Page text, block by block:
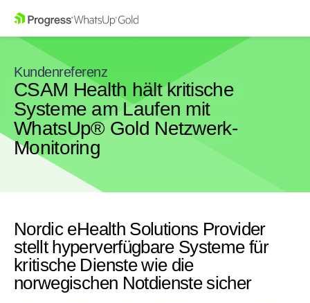
Kundenreferenz
CSAM Health hält kritische
Systeme am Laufen mit
WhatsUp® Gold Netzwerk-
Monitoring
Nordic eHealth Solutions Provider
stellt hyperverfügbare Systeme für
kritische Dienste wie die
norwegischen Notdienste sicher